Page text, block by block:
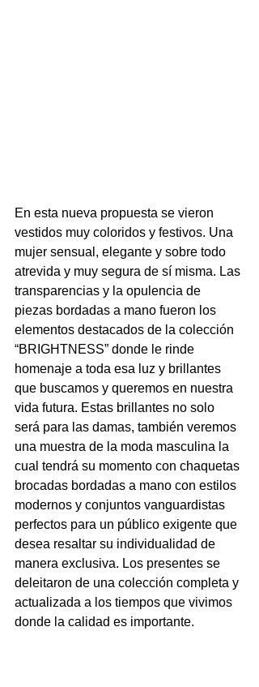
En esta nueva propuesta se vieron
vestidos muy coloridos y festivos. Una
mujer sensual, elegante y sobre todo
atrevida y muy segura de sí misma. Las
transparencias y la opulencia de
piezas bordadas a mano fueron los
elementos destacados de la colección
“BRIGHTNESS” donde le rinde
homenaje a toda esa luz y brillantes
que buscamos y queremos en nuestra
vida futura. Estas brillantes no solo
será para las damas, también veremos
una muestra de la moda masculina la
cual tendrá su momento con chaquetas
brocadas bordadas a mano con estilos
modernos y conjuntos vanguardistas
perfectos para un público exigente que
desea resaltar su individualidad de
manera exclusiva. Los presentes se
deleitaron de una colección completa y
actualizada a los tiempos que vivimos
donde la calidad es importante.